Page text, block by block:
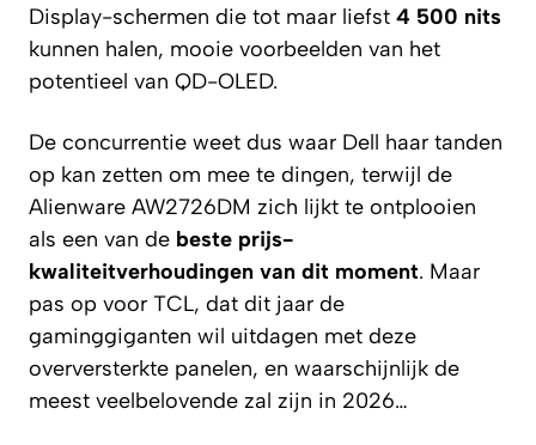
Display-schermen die tot maar liefst 4 500 nits
kunnen halen, mooie voorbeelden van het
potentieel van QD-OLED.
De concurrentie weet dus waar Dell haar tanden
op kan zetten om mee te dingen, terwijl de
Alienware AW2726DM zich lijkt te ontplooien
als een van de beste prijs-
kwaliteitverhoudingen van dit moment. Maar
pas op voor TCL, dat dit jaar de
gaminggiganten wil uitdagen met deze
overversterkte panelen, en waarschijnlijk de
meest veelbelovende zal zijn in 2026…